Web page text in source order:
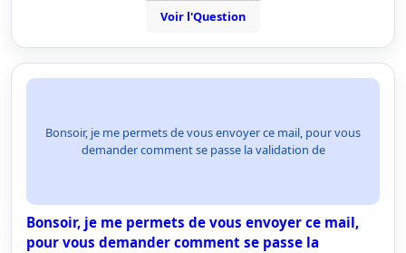
Voir l'Question
Bonsoir, je me permets de vous envoyer ce mail, pour vous
demander comment se passe la validation de
Bonsoir, je me permets de vous envoyer ce mail,
pour vous demander comment se passe la